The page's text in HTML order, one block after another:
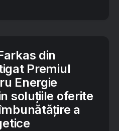
din
Premiul
Energie
soluțiile oferite
a